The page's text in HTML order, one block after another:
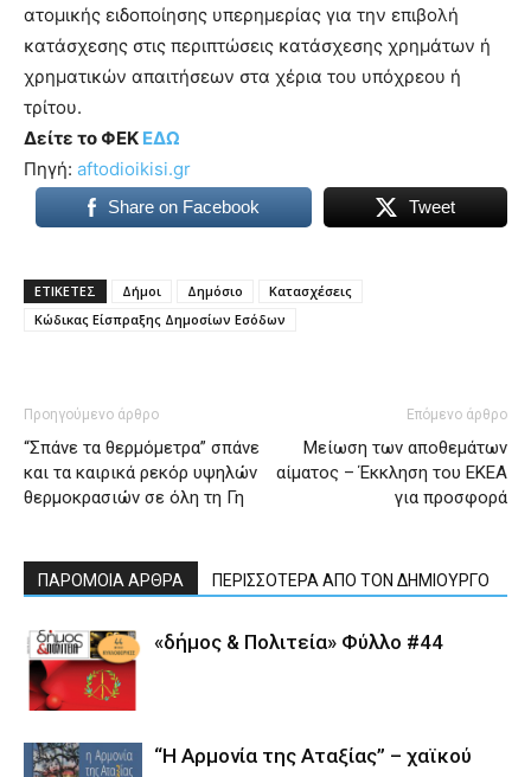
ατομικής ειδοποίησης υπερημερίας για την επιβολή
κατάσχεσης στις περιπτώσεις κατάσχεσης χρημάτων ή
χρηματικών απαιτήσεων στα χέρια του υπόχρεου ή
τρίτου.
Δείτε το ΦΕΚ ΕΔΩ
Πηγή: aftodioikisi.gr
Share on Facebook Tweet
ΕΤΙΚΕΤΕΣ Δήμοι Δημόσιο
Κατασχέσεις
Κώδικας Είσπραξης Δημοσίων Εσόδων
Προηγούμενο άρθρο
“Σπάνε τα θερμόμετρα” σπάνε
και τα καιρικά ρεκόρ υψηλών
θερμοκρασιών σε όλη τη Γη
Επόμενο άρθρο
Μείωση των αποθεμάτων
αίματος – Έκκληση του ΕΚΕΑ
για προσφορά
ΠΑΡΟΜΟΙΑ ΑΡΘΡΑ ΠΕΡΙΣΣΟΤΕΡΑ ΑΠΟ ΤΟΝ ΔΗΜΙΟΥΡΓΟ
«δήμος & Πολιτεία» Φύλλο #44
“Η Αρμονία της Αταξίας” – χαϊκού